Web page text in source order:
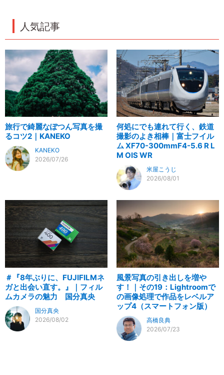
人気記事
旅行で綺麗なぽつん写真を撮
るコツ2｜KANEKO
KANEKO
2026/07/26
何処にでも連れて行く、鉄道
撮影のよき相棒｜富士フイル
ム XF70-300mmF4-5.6 R L
M OIS WR
米屋こうじ
2026/08/01
＃『8年ぶりに、FUJIFILMネ
ガと出会い直す。』｜フィル
ムカメラの魅力 国分真央
国分真央
2026/08/02
風景写真の引き出しを増や
す！｜その19：Lightroomで
の画像処理で作品をレベルア
ップ4（スマートフォン版）
高橋良典
2026/07/23